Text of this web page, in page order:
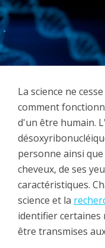
La science ne
comment
d'un être humain.
personne ainsi
cheveux, de ses
caractéristiques.
science et la
identifier certaines
être transmises